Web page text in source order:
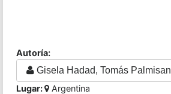
Autoría:
Gisela Hadad, Tomás
Lugar:
Argentina